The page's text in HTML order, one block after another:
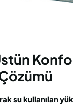
su kullanılan